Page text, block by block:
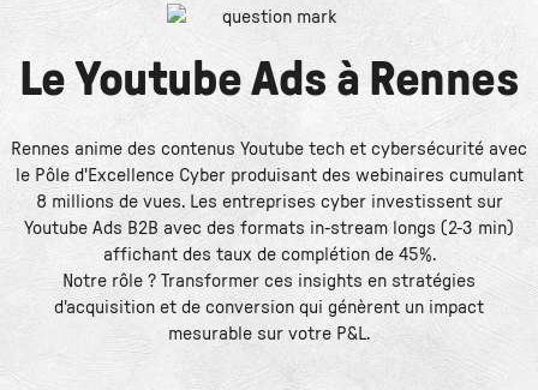
LeYoutube Ads àRennes
Rennes anime des contenus Youtube tech et cybersécurité avec
le Pôle d'Excellence Cyber produisant des webinaires cumulant
8 millions de vues. Les entreprises cyber investissent sur
Youtube Ads B2B avec des formats in-stream longs (2-3 min)
affichant des taux de complétion de 45%.
Notre rôle ? Transformer ces insights en stratégies
d'acquisition et de conversion qui génèrent un impact
mesurable sur votre P&L.